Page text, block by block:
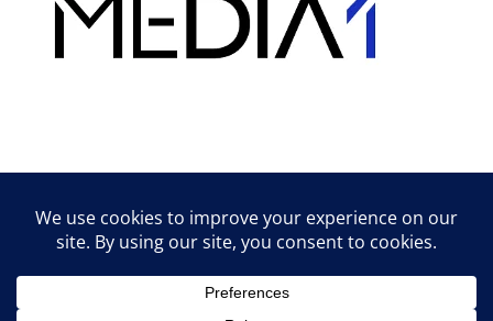
Lifestyle tippek & trükkök